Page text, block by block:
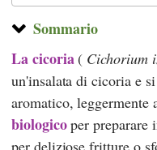
Sommario
La cicoria( Cichorium
un'insalata di cicoria e
aromatico, leggermente
biologicoper preparare
per deliziose fritture o